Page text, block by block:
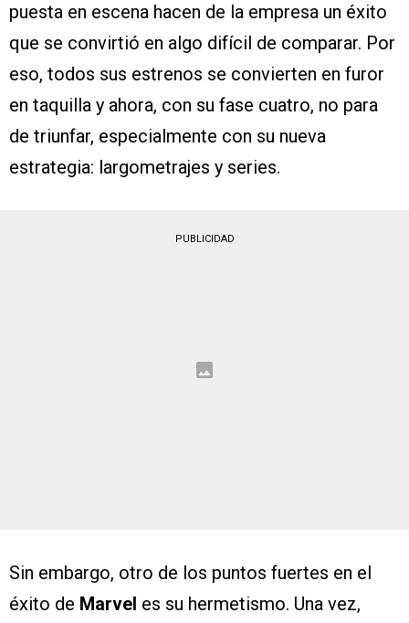
puesta en escena hacen de la empresa un éxito
que se convirtió en algo difícil de comparar. Por
eso, todos sus estrenos se convierten en furor
en taquilla y ahora, con su fase cuatro, no para
de triunfar, especialmente con su nueva
estrategia: largometrajes y series.
PUBLICIDAD
Sin embargo, otro de los puntos fuertes en el
éxito de Marvel es su hermetismo. Una vez,